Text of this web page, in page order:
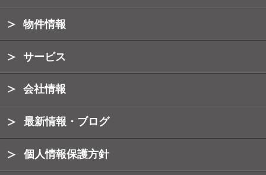
物件情報
サービス
会社情報
最新情報・ブログ
個人情報保護方針